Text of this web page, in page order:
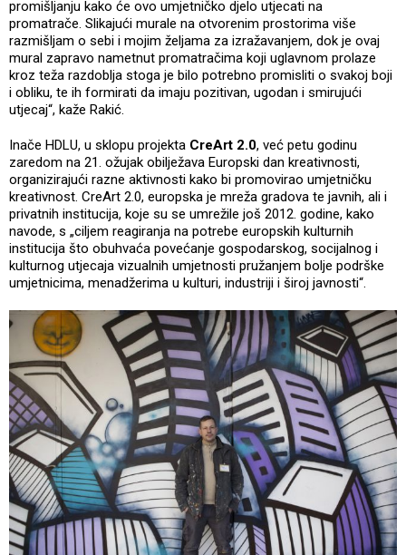
promišljanju kako će ovo umjetničko djelo utjecati na
promatrače. Slikajući murale na otvorenim prostorima više
razmišljam o sebi i mojim željama za izražavanjem, dok je ovaj
mural zapravo nametnut promatračima koji uglavnom prolaze
kroz teža razdoblja stoga je bilo potrebno promisliti o svakoj boji
i obliku, te ih formirati da imaju pozitivan, ugodan i smirujući
utjecaj“, kaže Rakić.
Inače HDLU, u sklopu projekta CreArt 2.0, već petu godinu
zaredom na 21. ožujak obilježava Europski dan kreativnosti,
organizirajući razne aktivnosti kako bi promovirao umjetničku
kreativnost. CreArt 2.0, europska je mreža gradova te javnih, ali i
privatnih institucija, koje su se umrežile još 2012. godine, kako
navode, s „ciljem reagiranja na potrebe europskih kulturnih
institucija što obuhvaća povećanje gospodarskog, socijalnog i
kulturnog utjecaja vizualnih umjetnosti pružanjem bolje podrške
umjetnicima, menadžerima u kulturi, industriji i široj javnosti“.